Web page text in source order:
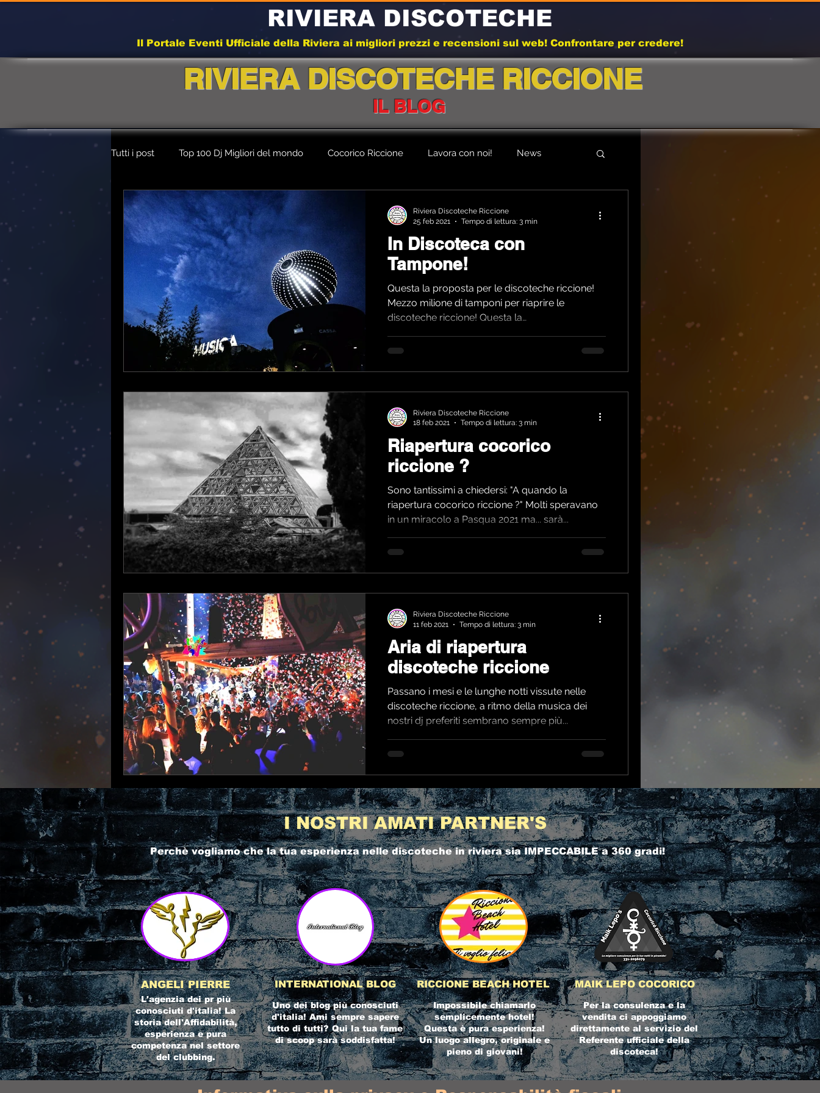
RIVIERA DISCOTECHE
Il Portale Eventi Ufficiale della Riviera ai migliori prezzi e recensioni sul web! Confrontare per credere!
Tutti i post Top 100 Dj Migliori del mondo Cocorico Riccione Lavora con noi! News
Monsterland Imola 2025
In Discoteca con
Tampone!
Questa la proposta per le discoteche riccione!
Mezzo milione di tamponi per riaprire le
discoteche riccione! Questa la
Riviera Discoteche Riccione
25 feb 2021
Tempo di lettura: 3 min
Riapertura cocorico
riccione ?
Sono tantissimi a chiedersi: "A quando la
riapertura cocorico riccione ?" Molti speravano
in un miracolo a Pasqua 2021 ma... sarà...
Riviera Discoteche Riccione
18 feb 2021
Tempo di lettura: 3 min
Aria di riapertura
discoteche riccione
Passano i mesi e le lunghe notti vissute nelle
discoteche riccione, a ritmo della musica dei
nostri dj preferiti sembrano sempre più...
Riviera Discoteche Riccione
11 feb 2021
Tempo di lettura: 3 min
RIVIERA DISCOTECHE RICCIONE
IL BLOG
I NOSTRI AMATI PARTNER'S
Perchè vogliamo che la tua esperienza nellediscoteche in rivierasia IMPECCABILE a 360 gradi!
ANGELI PIERRE
L'agenzia dei pr più
conosciuti d'italia! La
storia dell'Affidabilità,
esperienza e pura
competenza nel settore
del clubbing.
INTERNATIONAL BLOG
Uno dei blog più conosciuti
d'italia! Ami sempre sapere
tutto di tutti? Qui la tua fame
di scoop sarà soddisfatta!
RICCIONE BEACH HOTEL
Impossibile chiamarlo
semplicemente hotel!
Questa è pura esperienza!
Un luogo allegro, originale e
pieno di giovani!
MAIK LEPO COCORICO
Per la consulenza e la
vendita ci appoggiamo
direttamente al servizio del
Referente ufficiale della
discoteca!